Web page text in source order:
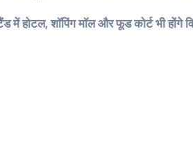
में होटल, शॉपिंग मॉल और फूड कोर्ट भी होंगे